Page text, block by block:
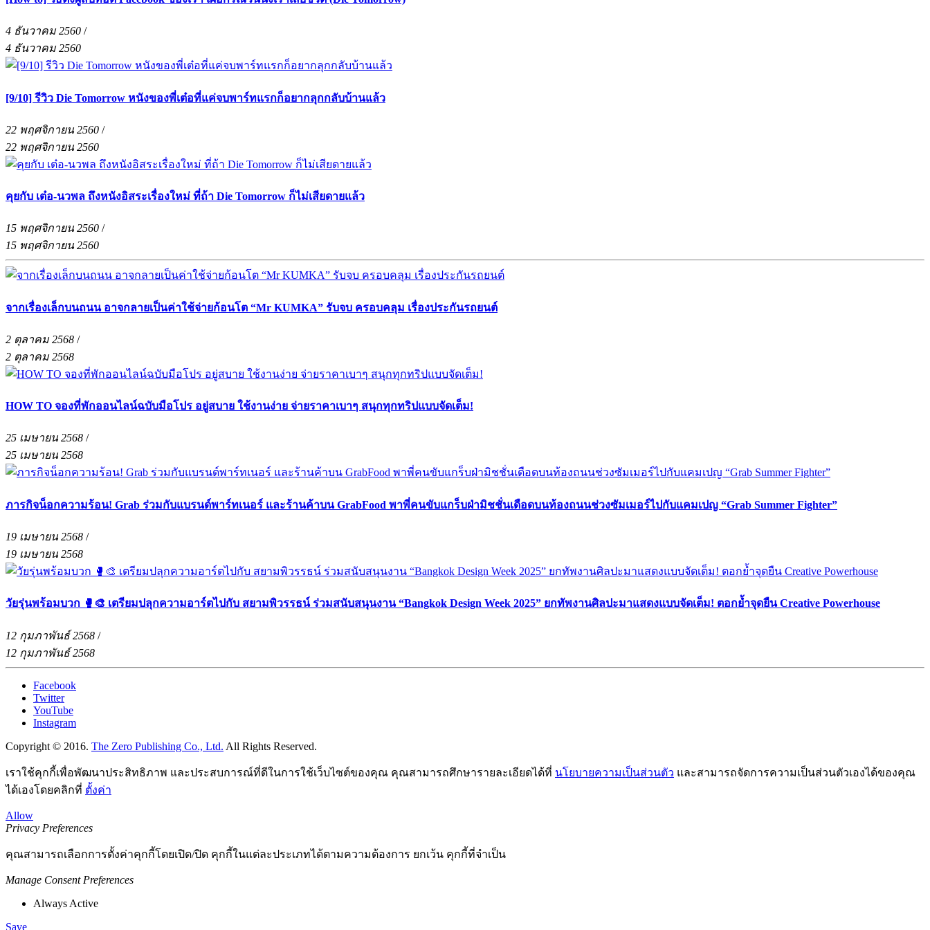
4 ธันวาคม 2560 /
4 ธันวาคม 2560
[9/10] รีวิว Die Tomorrow หนังของพี่เต๋อที่แค่จบพาร์ทแรกก็อยากลุกกลับบ้านแล้ว
22 พฤศจิกายน 2560 /
22 พฤศจิกายน 2560
คุยกับ เต๋อ-นวพล ถึงหนังอิสระเรื่องใหม่ ที่ถ้า Die Tomorrow ก็ไม่เสียดายแล้ว
15 พฤศจิกายน 2560 /
15 พฤศจิกายน 2560
จากเรื่องเล็กบนถนน อาจกลายเป็นค่าใช้จ่ายก้อนโต “Mr KUMKA” รับจบ ครอบคลุม เรื่องประกันรถยนต์
2 ตุลาคม 2568 /
2 ตุลาคม 2568
HOW TO จองที่พักออนไลน์ฉบับมือโปร อยู่สบาย ใช้งานง่าย จ่ายราคาเบาๆ สนุกทุกทริปแบบจัดเต็ม!
25 เมษายน 2568 /
25 เมษายน 2568
ภารกิจน็อกความร้อน! Grab ร่วมกับแบรนด์พาร์ทเนอร์ และร้านค้าบน GrabFood พาพี่คนขับแกร็บฝ่ามิชชั่นเดือดบนท้องถนนช่วงซัมเมอร์ไปกับแคมเปญ “Grab Summer Fighter”
19 เมษายน 2568 /
19 เมษายน 2568
วัยรุ่นพร้อมบวก 🥊🎨 เตรียมปลุกความอาร์ตไปกับ สยามพิวรรธน์ ร่วมสนับสนุนงาน “Bangkok Design Week 2025” ยกทัพงานศิลปะมาแสดงแบบจัดเต็ม! ตอกย้ำจุดยืน Creative Powerhouse
12 กุมภาพันธ์ 2568 /
12 กุมภาพันธ์ 2568
Facebook
Twitter
YouTube
Instagram
Copyright © 2016. The Zero Publishing Co., Ltd. All Rights Reserved.
เราใช้คุกกี้เพื่อพัฒนาประสิทธิภาพ และประสบการณ์ที่ดีในการใช้เว็บไซต์ของคุณ คุณสามารถศึกษารายละเอียดได้ที่ นโยบายความเป็นส่วนตัว และสามารถจัดการความเป็นส่วนตัวเองได้ของคุณ
ได้เองโดยคลิกที่ ตั้งค่า
Allow
Privacy Preferences
คุณสามารถเลือกการตั้งค่าคุกกี้โดยเปิด/ปิด คุกกี้ในแต่ละประเภทได้ตามความต้องการ ยกเว้น คุกกี้ที่จำเป็น
Manage Consent Preferences
Always Active
Save